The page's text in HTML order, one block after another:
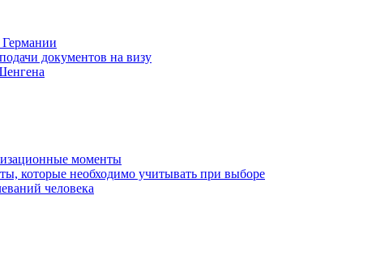
Германии
документов на визу
моменты
которые необходимо учитывать при выборе
человека